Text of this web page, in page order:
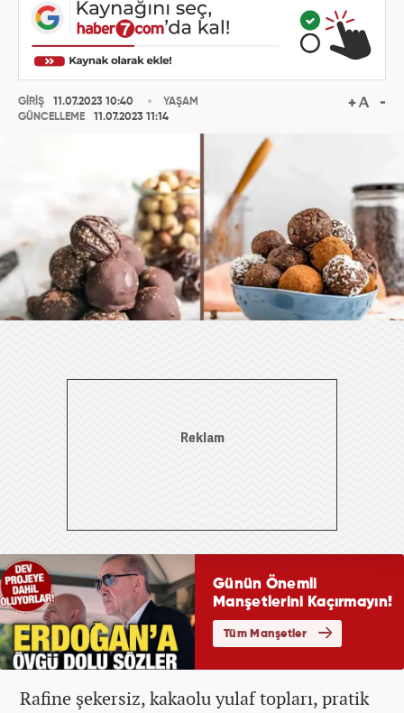
GİRİŞ
11.07.2023 10:40
GÜNCELLEME
11.07.2023 11:14
YAŞAM
Rafine şekersiz, kakaolu yulaf topları, pratik